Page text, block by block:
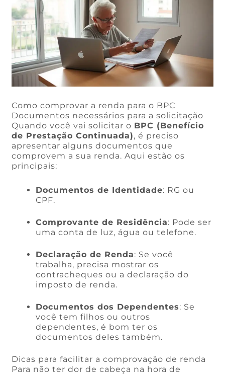
Como comprovar a renda para o BPC
Documentos necessários para a solicitação
Quando você vai solicitar o BPC (Benefício
de Prestação Continuada), é preciso
apresentar alguns documentos que
comprovem a sua renda. Aqui estão os
principais:
Documentos de Identidade: RG ou
CPF.
Comprovante de Residência: Pode ser
uma conta de luz, água ou telefone.
Declaração de Renda: Se você
trabalha, precisa mostrar os
contracheques ou a declaração do
imposto de renda.
Documentos dos Dependentes: Se
você tem filhos ou outros
dependentes, é bom ter os
documentos deles também.
Dicas para facilitar a comprovação de renda
Para não ter dor de cabeça na hora de